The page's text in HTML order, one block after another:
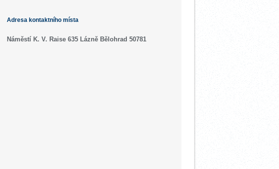
Adresa kontaktního místa
Náměstí K. V. Raise 635 Lázně Bělohrad 50781